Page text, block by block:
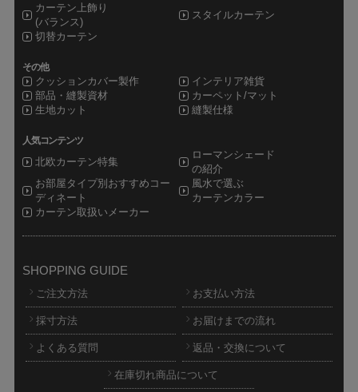
カーテン上飾り
(バランス)
スタイルカーテン
切替カーテン
その他
クッションカバー製作
インテリア雑貨
部品・縫製資材
カーペット/マット
生地カット
縫製仕様
人気コンテンツ
北欧カーテン特集
ローマンシェード
の紹介
お部屋タイプ別おすすめコー
ディネート
風水で選ぶ
カーテンカラー
カーテン取扱いメーカー
SHOPPING GUIDE
ご注文方法 お支払い方法
採寸方法 お届けまでの流れ
よくある質問 返品・交換について
在庫切れ商品について